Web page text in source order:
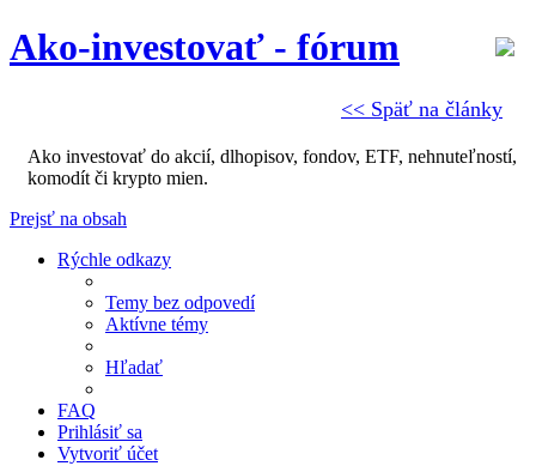
<< Späť na články
Ako-investovať - fórum
Ako investovať do akcií, dlhopisov, fondov, ETF, nehnuteľností,
komodít či krypto mien.
Prejsť na obsah
Rýchle odkazy
Temy bez odpovedí
Aktívne témy
Hľadať
FAQ
Prihlásiť sa
Vytvoriť účet